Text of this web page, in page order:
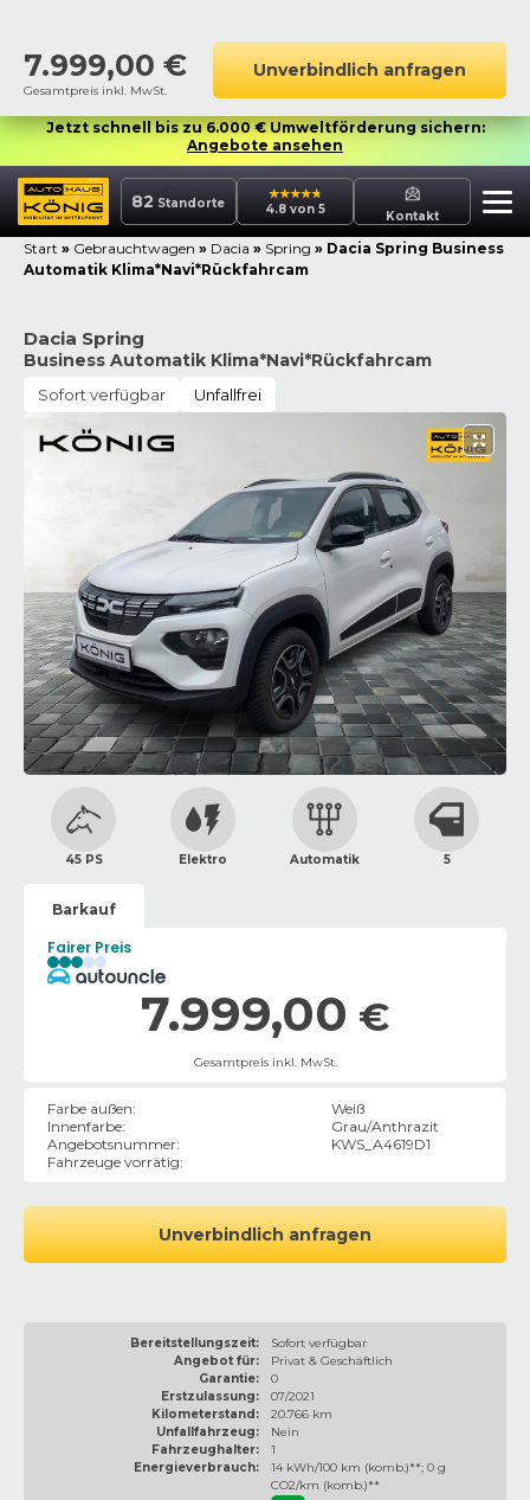
7.999,00 €
Gesamtpreis inkl. MwSt.
Unverbindlich anfragen
Jetzt schnell bis zu 6.000 € Umweltförderung sichern:
Angebote ansehen
82 Standorte 4.8 von 5 Kontakt
Start » Gebrauchtwagen » Dacia » Spring » Dacia Spring Business
Automatik Klima*Navi*Rückfahrcam
Dacia Spring
Business Automatik Klima*Navi*Rückfahrcam
Sofort verfügbar Unfallfrei
45 PS Elektro Automatik 5
Barkauf
Fairer Preis
7.999,00 €
Gesamtpreis inkl. MwSt.
Farbe außen:
Weiß
Innenfarbe:
Grau/Anthrazit
Angebotsnummer:
KWS_A4619D1
Fahrzeuge vorrätig:
Unverbindlich anfragen
Bereitstellungszeit:
Sofort verfügbar
Angebot für:
Privat & Geschäftlich
Garantie:
0
Erstzulassung:
07/2021
Kilometerstand:
20.766 km
Unfallfahrzeug:
Nein
Fahrzeughalter:
1
Energieverbrauch:
14 kWh/100 km (komb.)**; 0 g
CO2/km (komb.)**